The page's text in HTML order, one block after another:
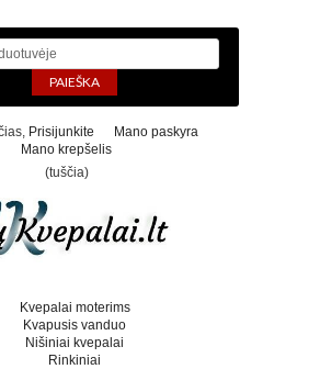
Prisijunkite
Mano paskyra
Mano krepšelis
(tuščia)
Kvepalai moterims
Kvapusis vanduo
Nišiniai kvepalai
Rinkiniai